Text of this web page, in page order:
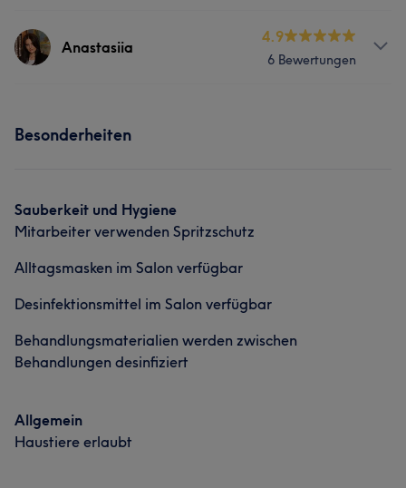
Services
Anastasiia
4.9
6 Bewertungen
Portfolio
Besonderheiten
Sauberkeit und Hygiene
Mitarbeiter verwenden Spritzschutz
Alltagsmasken im Salon verfügbar
Desinfektionsmittel im Salon verfügbar
Behandlungsmaterialien werden zwischen
Behandlungen desinfiziert
Allgemein
Haustiere erlaubt